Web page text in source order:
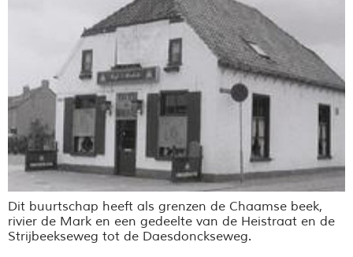
Dit buurtschap heeft als grenzen de Chaamse beek,
rivier de Mark en een gedeelte van de Heistraat en de
Strijbeekseweg tot de Daesdonckseweg.